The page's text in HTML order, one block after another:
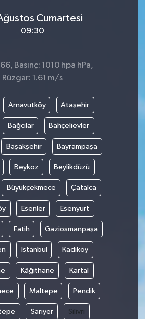
Cumartesi
09:30
Basınç: 1010 hpa hPa,
Rüzgar: 1.61 m/s
Arnavutköy Ataşehir
Bağcılar Bahçelievler
Başakşehir Bayrampaşa
Beykoz Beylikdüzü
Büyükçekmece Çatalca
Esenler Esenyurt
Fatih Gaziosmanpaşa
Istanbul Kadıköy
Kâğıthane Kartal
Maltepe Pendik
Sarıyer Silivri